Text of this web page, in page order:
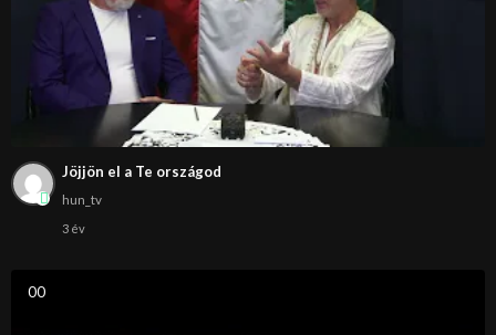
Jöjjön el a Te országod
hun_tv
3 év
00